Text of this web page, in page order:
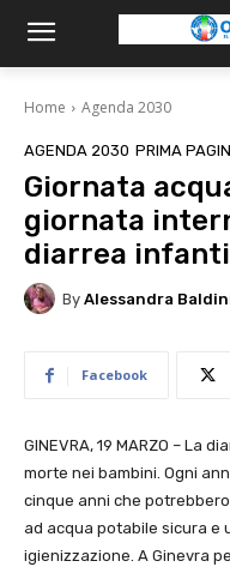
Home Agenda 2030
AGENDA 2030 PRIMA
Giornata
giornata
diarrea
By Alessandra
Facebook
GINEVRA, 19 MARZO – La
morte nei bambini. Ogni
cinque anni che
ad acqua potabile sicura e
igienizzazione. A Ginevra